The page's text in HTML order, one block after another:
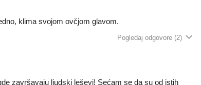
klima svojom ovčjom glavom.
Pogledaj odgovore (2)
završavaju ljudski leševi! Sećam se da su od istih